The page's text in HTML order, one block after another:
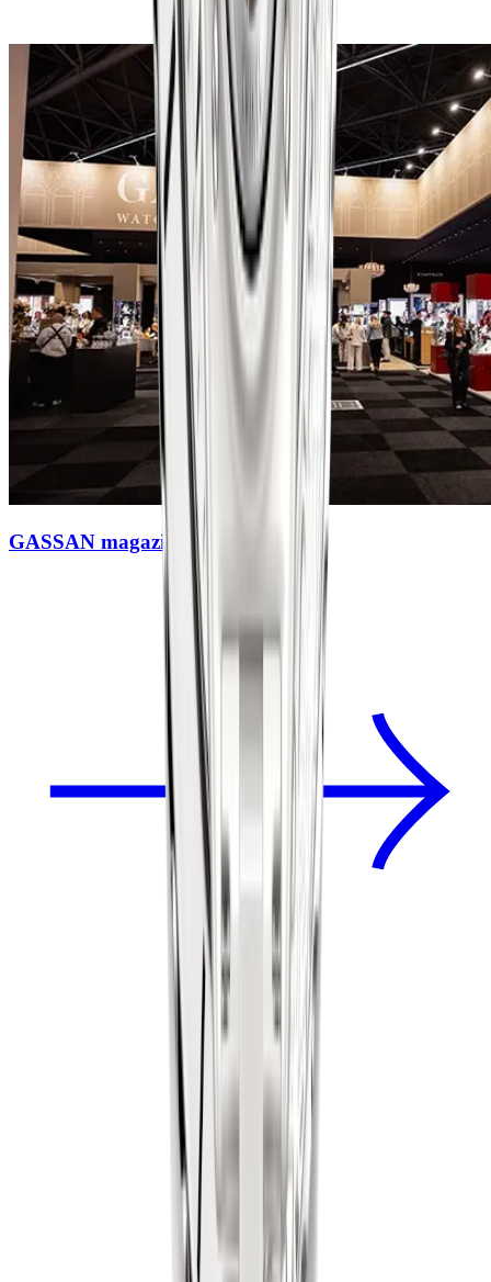
GASSAN magazines